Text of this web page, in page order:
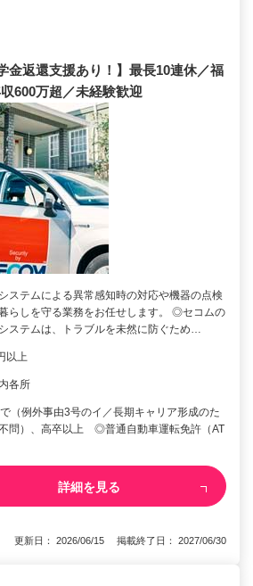
金返還支援あり！】最長10連休／福
600万超／未経験歓迎
ステムによる異常感知時の対応や機器の点検
らしを守る業務をお任せします。 ◎セコムの
ステムは、トラブルを未然に防ぐため…
以上
各所
（例外事由3号のイ／長期キャリア形成のた
問）、高卒以上 ◎普通自動車運転免許（AT
詳細を見る
更新日： 2026/06/15 掲載終了日： 2027/06/30